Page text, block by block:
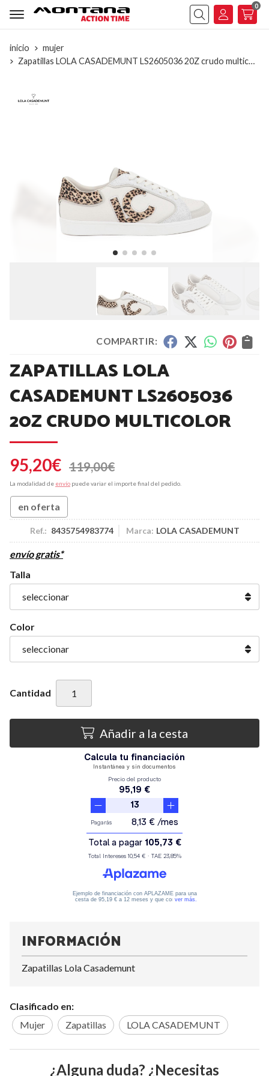
Buscar
0
inicio
mujer
Zapatillas LOLA CASADEMUNT LS2605036 20Z crudo multicolor
COMPARTIR:
ZAPATILLAS LOLA
CASADEMUNT LS2605036
20Z CRUDO MULTICOLOR
95,20€ 119,00€
La modalidad de envío puede variar el importe final del pedido.
en oferta
Ref.: 8435754983774 Marca: LOLA CASADEMUNT
envío gratis*
Talla
Color
Cantidad
Añadir a la cesta
INFORMACIÓN
Zapatillas Lola Casademunt
Clasificado en:
Mujer
Zapatillas LOLA CASADEMUNT
¿Alguna duda? ¿Necesitas